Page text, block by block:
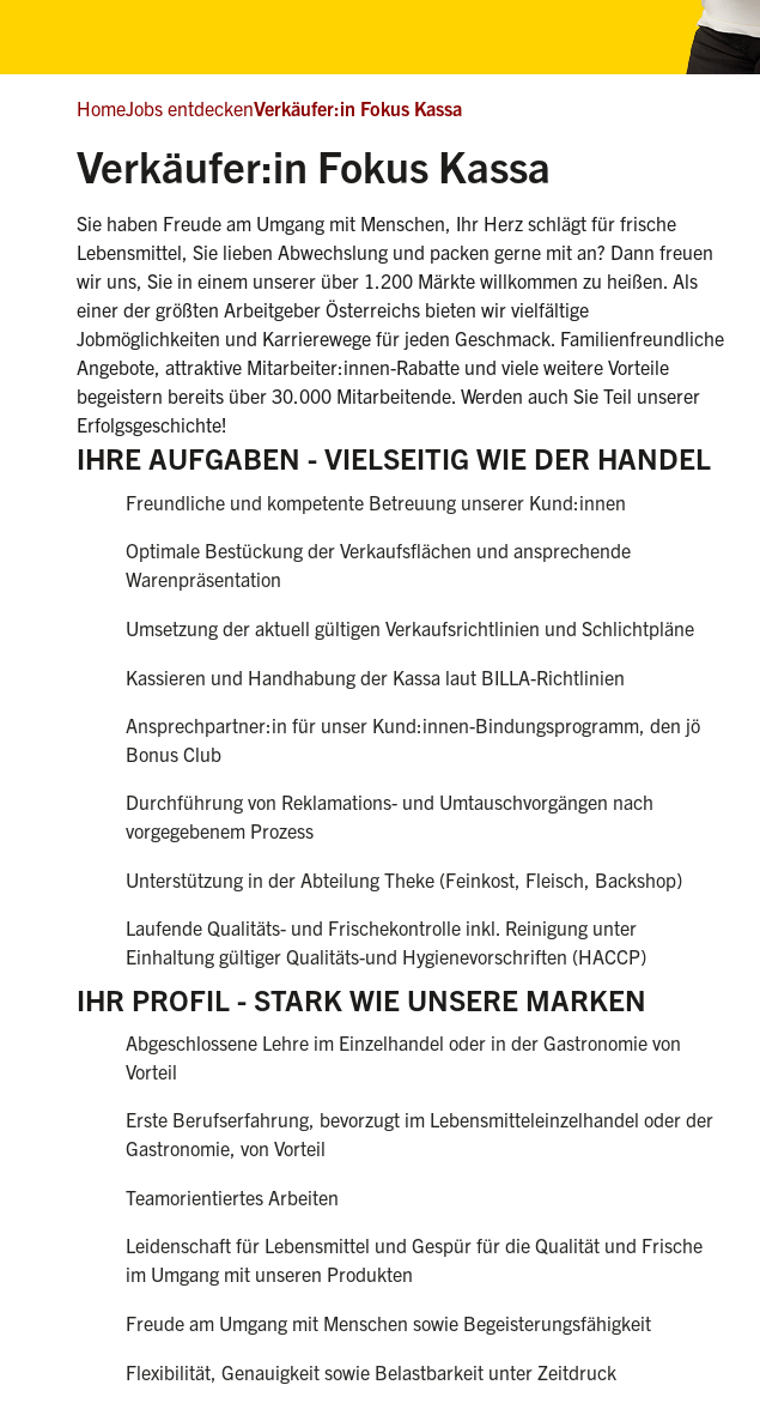
HomeJobs entdeckenVerkäufer:in Fokus Kassa
Verkäufer:in Fokus Kassa
Sie haben Freude am Umgang mit Menschen, Ihr Herz schlägt für frische
Lebensmittel, Sie lieben Abwechslung und packen gerne mit an? Dann freuen
wir uns, Sie in einem unserer über 1.200 Märkte willkommen zu heißen. Als
einer der größten Arbeitgeber Österreichs bieten wir vielfältige
Jobmöglichkeiten und Karrierewege für jeden Geschmack. Familienfreundliche
Angebote, attraktive Mitarbeiter:innen-Rabatte und viele weitere Vorteile
begeistern bereits über 30.000 Mitarbeitende. Werden auch Sie Teil unserer
Erfolgsgeschichte!
IHRE AUFGABEN - VIELSEITIG WIE DER HANDEL
Freundliche und kompetente Betreuung unserer Kund:innen
Optimale Bestückung der Verkaufsflächen und ansprechende
Warenpräsentation
Umsetzung der aktuell gültigen Verkaufsrichtlinien und Schlichtpläne
Kassieren und Handhabung der Kassa laut BILLA-Richtlinien
Ansprechpartner:in für unser Kund:innen-Bindungsprogramm, den jö
Bonus Club
Durchführung von Reklamations- und Umtauschvorgängen nach
vorgegebenem Prozess
Unterstützung in der Abteilung Theke (Feinkost, Fleisch, Backshop)
Laufende Qualitäts- und Frischekontrolle inkl. Reinigung unter
Einhaltung gültiger Qualitäts-und Hygienevorschriften (HACCP)
IHR PROFIL - STARK WIE UNSERE MARKEN
Abgeschlossene Lehre im Einzelhandel oder in der Gastronomie von
Vorteil
Erste Berufserfahrung, bevorzugt im Lebensmitteleinzelhandel oder der
Gastronomie, von Vorteil
Teamorientiertes Arbeiten
Leidenschaft für Lebensmittel und Gespür für die Qualität und Frische
im Umgang mit unseren Produkten
Freude am Umgang mit Menschen sowie Begeisterungsfähigkeit
Flexibilität, Genauigkeit sowie Belastbarkeit unter Zeitdruck